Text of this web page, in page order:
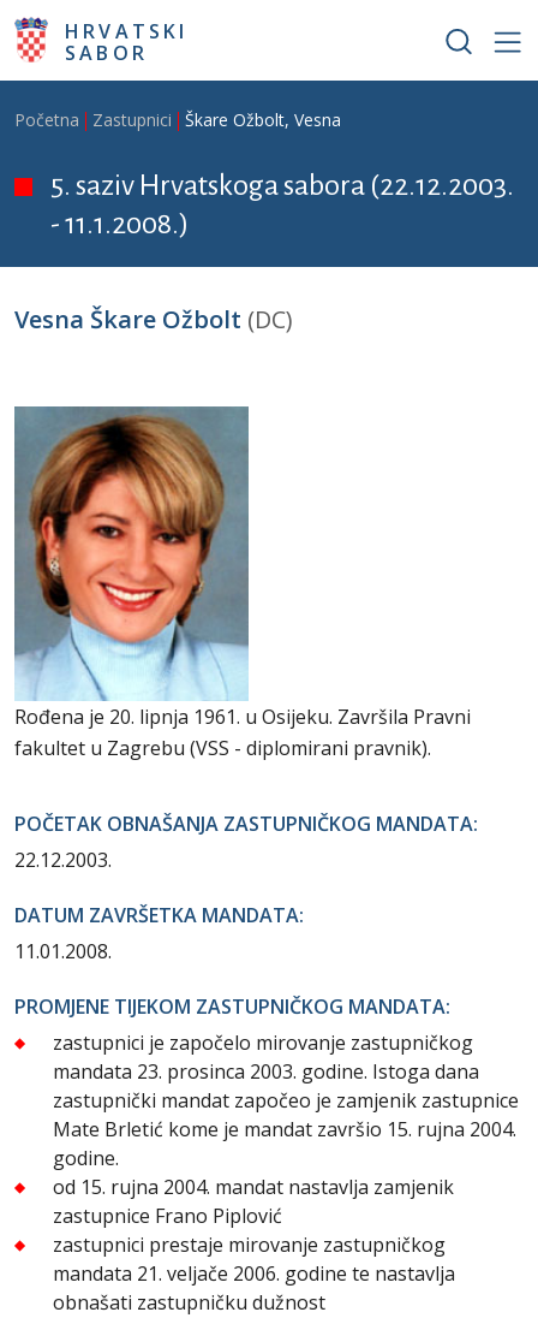
Skoči na glavni sadržaj
HRVATSKI
SABOR
Breadcrumb
Početna Zastupnici Škare Ožbolt, Vesna
5. saziv Hrvatskoga sabora (22.12.2003.
- 11.1.2008.)
Vesna Škare Ožbolt (DC)
Rođena je 20. lipnja 1961. u Osijeku. Završila Pravni
fakultet u Zagrebu (VSS - diplomirani pravnik).
POČETAK OBNAŠANJA ZASTUPNIČKOG MANDATA:
22.12.2003.
DATUM ZAVRŠETKA MANDATA:
11.01.2008.
PROMJENE TIJEKOM ZASTUPNIČKOG MANDATA:
zastupnici je započelo mirovanje zastupničkog
mandata 23. prosinca 2003. godine. Istoga dana
zastupnički mandat započeo je zamjenik zastupnice
Mate Brletić kome je mandat završio 15. rujna 2004.
godine.
od 15. rujna 2004. mandat nastavlja zamjenik
zastupnice Frano Piplović
zastupnici prestaje mirovanje zastupničkog
mandata 21. veljače 2006. godine te nastavlja
obnašati zastupničku dužnost